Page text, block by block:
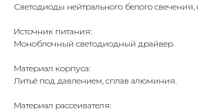
Светодиоды нейтрального белого
Источник питания:
Моноблочный светодиодный драйвер.
Материал корпуса:
Литьё под давлением, сплав алюминия.
Материал рассеивателя: